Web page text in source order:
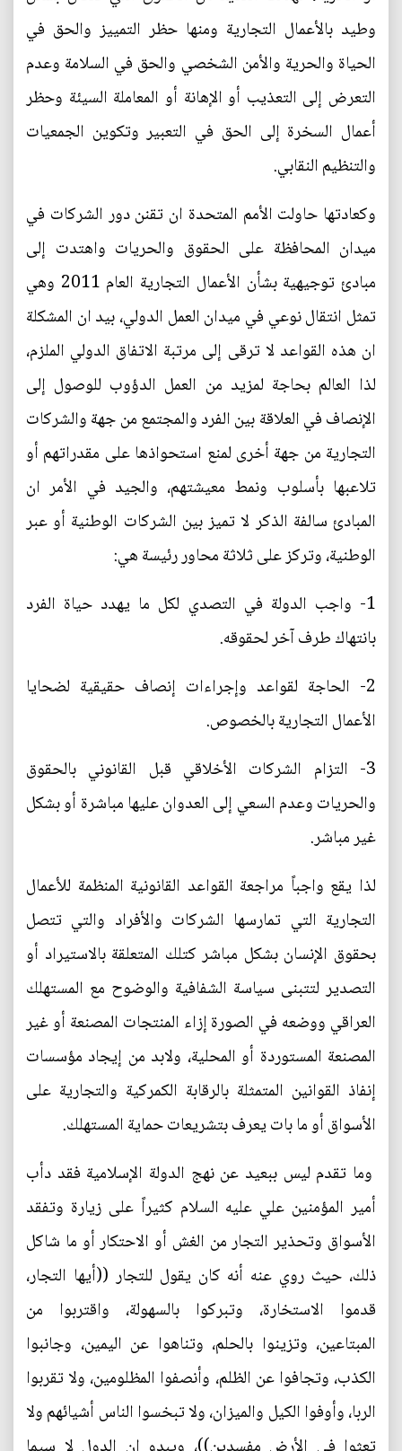
وطيد بالأعمال التجارية ومنها حظر التمييز والحق في
الحياة والحرية والأمن الشخصي والحق في السلامة وعدم
التعرض إلى التعذيب أو الإهانة أو المعاملة السيئة وحظر
أعمال السخرة إلى الحق في التعبير وتكوين الجمعيات
والتنظيم النقابي.
وكعادتها حاولت الأمم المتحدة ان تقنن دور الشركات في
ميدان المحافظة على الحقوق والحريات واهتدت إلى
مبادئ توجيهية بشأن الأعمال التجارية العام 2011 وهي
تمثل انتقال نوعي في ميدان العمل الدولي، بيد ان المشكلة
ان هذه القواعد لا ترقى إلى مرتبة الاتفاق الدولي الملزم،
لذا العالم بحاجة لمزيد من العمل الدؤوب للوصول إلى
الإنصاف في العلاقة بين الفرد والمجتمع من جهة والشركات
التجارية من جهة أخرى لمنع استحواذها على مقدراتهم أو
تلاعبها بأسلوب ونمط معيشتهم، والجيد في الأمر ان
المبادئ سالفة الذكر لا تميز بين الشركات الوطنية أو عبر
الوطنية، وتركز على ثلاثة محاور رئيسة هي:
1- واجب الدولة في التصدي لكل ما يهدد حياة الفرد
بانتهاك طرف آخر لحقوقه.
2- الحاجة لقواعد وإجراءات إنصاف حقيقية لضحايا
الأعمال التجارية بالخصوص.
3- التزام الشركات الأخلاقي قبل القانوني بالحقوق
والحريات وعدم السعي إلى العدوان عليها مباشرة أو بشكل
غير مباشر.
لذا يقع واجباً مراجعة القواعد القانونية المنظمة للأعمال
التجارية التي تمارسها الشركات والأفراد والتي تتصل
بحقوق الإنسان بشكل مباشر كتلك المتعلقة بالاستيراد أو
التصدير لتتبنى سياسة الشفافية والوضوح مع المستهلك
العراقي ووضعه في الصورة إزاء المنتجات المصنعة أو غير
المصنعة المستوردة أو المحلية، ولابد من إيجاد مؤسسات
إنفاذ القوانين المتمثلة بالرقابة الكمركية والتجارية على
الأسواق أو ما بات يعرف بتشريعات حماية المستهلك.
وما تقدم ليس ببعيد عن نهج الدولة الإسلامية فقد دأب
أمير المؤمنين علي عليه السلام كثيراً على زيارة وتفقد
الأسواق وتحذير التجار من الغش أو الاحتكار أو ما شاكل
ذلك، حيث روي عنه أنه كان يقول للتجار ((أيها التجار،
قدموا الاستخارة، وتبركوا بالسهولة، واقتربوا من
المبتاعين، وتزينوا بالحلم، وتناهوا عن اليمين، وجانبوا
الكذب، وتجافوا عن الظلم، وأنصفوا المظلومين، ولا تقربوا
الربا، وأوفوا الكيل والميزان، ولا تبخسوا الناس أشيائهم ولا